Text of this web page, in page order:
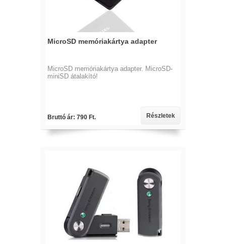
MicroSD memóriakártya adapter
MicroSD memóriakártya adapter. MicroSD-
miniSD átalakító!
Bruttó ár: 790 Ft. Részletek